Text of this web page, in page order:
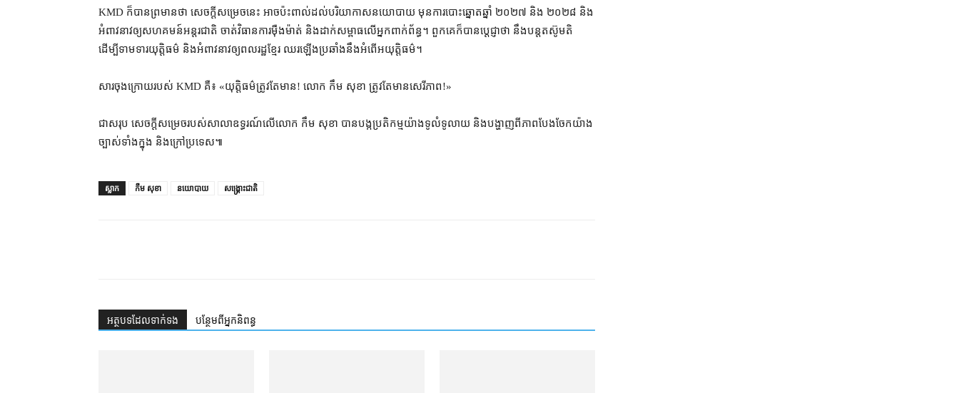
KMD ក៏បាន​ព្រមាន​ថា សេចក្តី​សម្រេច​នេះ អាច​ប៉ះពាល់​ដល់​បរិយាកាស​ន​យោ​បាយ មុន​ការបោះឆ្នោត​ឆ្នាំ ២០២៧ និង ២០២៨ និង​
អំពាវនាវ​ឲ្យ​សហគមន៍​អន្តរជាតិ ចាត់វិធានការ​ម៉ឺងម៉ាត់ និង​ដាក់​សម្ពាធ​លើ​អ្នក​ពាក់ព័ន្ធ​។ ពួកគេ​ក៏បាន​ប្ដេជ្ញា​ថា នឹង​បន្ត​តស៊ូ​មតិ
ដើម្បី​ទាមទារ​យុត្តិធម៌ និង​អំពាវនាវ​ឲ្យ​ពលរដ្ឋ​ខ្មែរ ឈរ​ឡើង​ប្រឆាំង​នឹង​អំពើ​អយុត្តិធម៌។
សារ​ចុងក្រោយ​របស់ KMD គឺ​៖ «​យុត្តិធម៌​ត្រូវតែ​មាន​! លោក កឹម សុខា ត្រូវតែ​មាន​សេរីភាព​!»
ជា​សរុប សេចក្តី​សម្រេច​របស់​សាលាឧទ្ធរណ៍​លើ​លោក កឹម សុខា បាន​បង្ក​ប្រតិកម្ម​យ៉ាង​ទូលំទូលាយ និង​បង្ហាញ​ពី​ភាព​បែងចែក​យ៉ាង​
ច្បាស់​ទាំង​ក្នុង និង​ក្រៅប្រទេស៕
ស្លាក កឹម សុខា នយោបាយ សង្គ្រោះជាតិ
អត្ថបទ​ដែល​ទាក់ទង បន្ថែម​ពី​អ្នកនិពន្ធ